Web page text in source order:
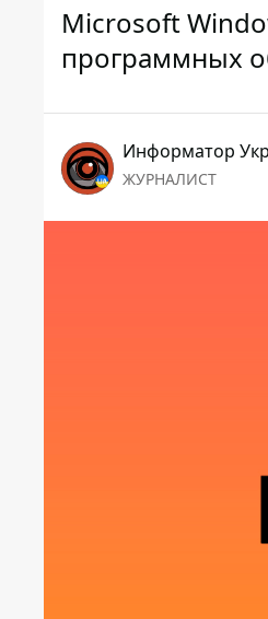
Microsoft
программных
Информатор
ЖУРНАЛИСТ